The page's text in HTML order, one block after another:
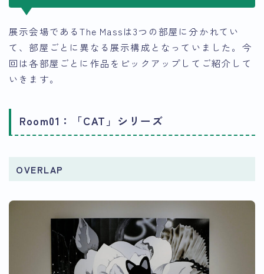
展示会場であるThe Massは3つの部屋に分かれてい
て、部屋ごとに異なる展示構成となっていました。今
回は各部屋ごとに作品をピックアップしてご紹介して
いきます。
Room01：「CAT」シリーズ
OVERLAP